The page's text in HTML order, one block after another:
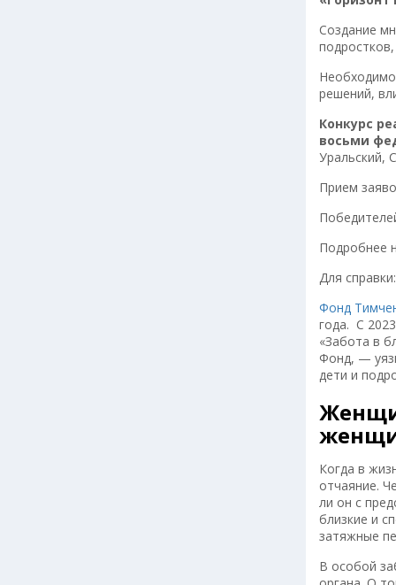
Создание
решений,
Конкурс
восьми
Уральский,
Прием
Подробнее
Для справки:
Фонд
года. С
«Забота в
Фонд, —
дети и
Когда в
отчаяние.
ли он с
близкие и
затяжные
В особой